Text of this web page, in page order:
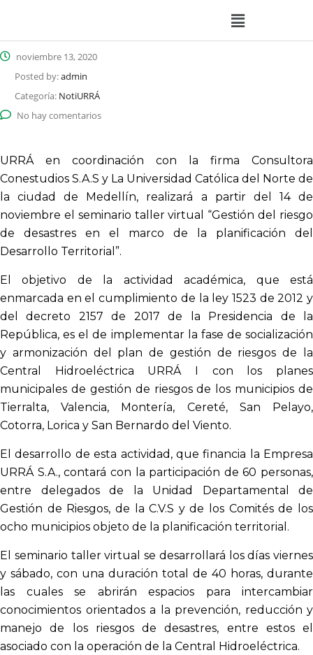
noviembre 13, 2020
Posted by:admin
Categoría: NotiURRÁ
No hay comentarios
URRÁ en coordinación con la firma Consultora
Conestudios S.A.S y La Universidad Católica del Norte de
la ciudad de Medellín, realizará a partir del 14 de
noviembre el seminario taller virtual “Gestión del riesgo
de desastres en el marco de la planificación del
Desarrollo Territorial”.
El objetivo de la actividad académica, que está
enmarcada en el cumplimiento de la ley 1523 de 2012 y
del decreto 2157 de 2017 de la Presidencia de la
República, es el de implementar la fase de socialización
y armonización del plan de gestión de riesgos de la
Central Hidroeléctrica URRÁ I con los planes
municipales de gestión de riesgos de los municipios de
Tierralta, Valencia, Montería, Cereté, San Pelayo,
Cotorra, Lorica y San Bernardo del Viento.
El desarrollo de esta actividad, que financia la Empresa
URRÁ S.A., contará con la participación de 60 personas,
entre delegados de la Unidad Departamental de
Gestión de Riesgos, de la C.V.S y de los Comités de los
ocho municipios objeto de la planificación territorial.
El seminario taller virtual se desarrollará los días viernes
y sábado, con una duración total de 40 horas, durante
las cuales se abrirán espacios para intercambiar
conocimientos orientados a la prevención, reducción y
manejo de los riesgos de desastres, entre estos el
asociado con la operación de la Central Hidroeléctrica.